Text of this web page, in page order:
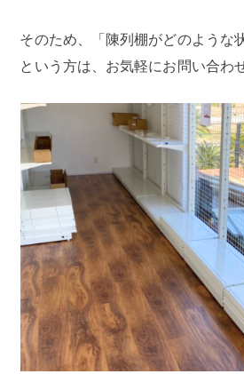
そのため、「陳列棚がどのような
という方は、お気軽にお問い合わ